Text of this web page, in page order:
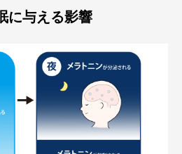
に与える影響